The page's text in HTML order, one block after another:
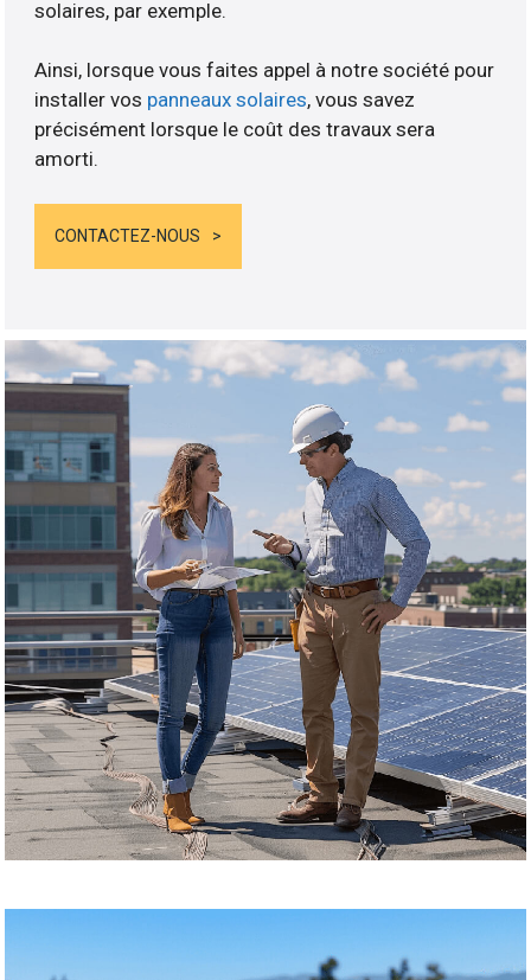
solaires, par exemple.
Ainsi, lorsque vous faites appel à notre société pour
installer vos panneaux solaires, vous savez
précisément lorsque le coût des travaux sera
amorti.
CONTACTEZ-NOUS